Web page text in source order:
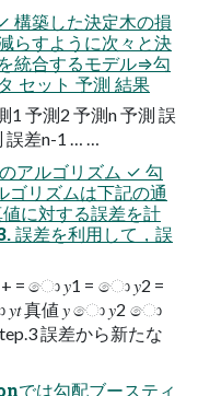
構築した決定木の損
らすように次々と決
統合するモデル⇒勾
セット 予測 結果
1 予測2 予測n 予測 誤
誤差n-1 … …
アルゴリズム ✓ 勾
ゴリズムは下記の通
に対する誤差を計
誤差を利用して，誤
+ + = ො 𝑦1 = ො 𝑦2 =
𝑦𝑡 真値 𝑦 ො 𝑦2 ො
誤差から新たな
では勾配ブースティ